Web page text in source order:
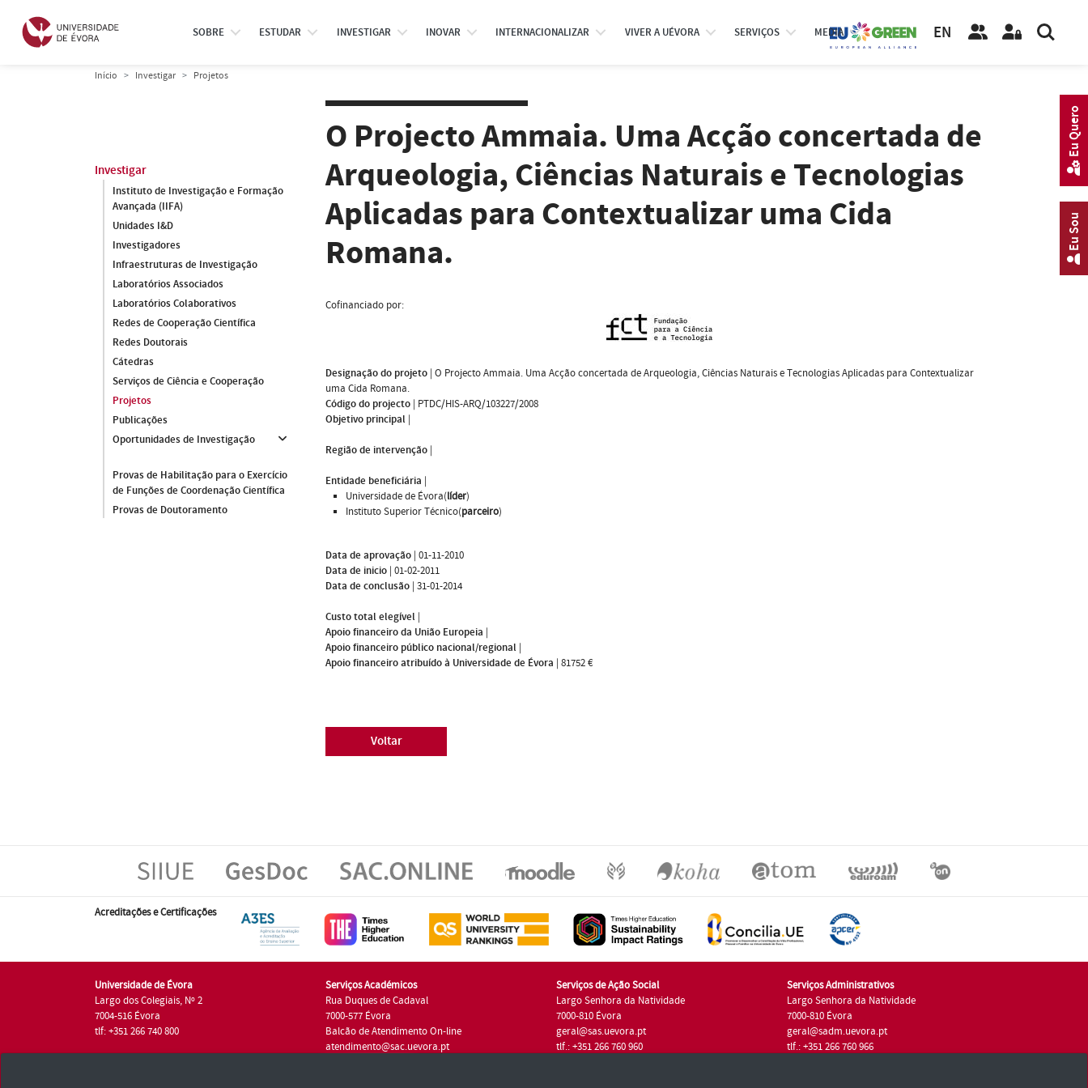
SOBRE ESTUDAR INVESTIGAR INOVAR INTERNACIONALIZAR VIVER A UÉVORA SERVIÇOS MEDIA EN
Início Investigar Projetos
Investigar
Instituto de Investigação e Formação
Avançada (IIFA)
Unidades I&D
Investigadores
Infraestruturas de Investigação
Laboratórios Associados
Laboratórios Colaborativos
Redes de Cooperação Científica
Redes Doutorais
Cátedras
Serviços de Ciência e Cooperação
Projetos
Publicações
Oportunidades de Investigação
Provas de Habilitação para o Exercício
de Funções de Coordenação Científica
Provas de Doutoramento
O Projecto Ammaia. Uma Acção concertada de
Arqueologia, Ciências Naturais e Tecnologias
Aplicadas para Contextualizar uma Cida
Romana.
Cofinanciado por:
Designação do projeto | O Projecto Ammaia. Uma Acção concertada de Arqueologia, Ciências Naturais e Tecnologias Aplicadas para Contextualizar
uma Cida Romana.
Código do projecto | PTDC/HIS-ARQ/103227/2008
Objetivo principal |
Região de intervenção |
Entidade beneficiária |
Universidade de Évora(líder)
Instituto Superior Técnico(parceiro)
Data de aprovação | 01-11-2010
Data de inicio | 01-02-2011
Data de conclusão | 31-01-2014
Custo total elegível |
Apoio financeiro da União Europeia |
Apoio financeiro público nacional/regional |
Apoio financeiro atribuído à Universidade de Évora | 81752 €
Voltar
Acreditações e Certificações
Universidade de Évora
Largo dos Colegiais, Nº 2
7004-516 Évora
tlf: +351 266 740 800
Serviços Académicos
Rua Duques de Cadaval
7000-577 Évora
Balcão de Atendimento On-line
atendimento@sac.uevora.pt
Serviços de Ação Social
Largo Senhora da Natividade
7000-810 Évora
geral@sas.uevora.pt
tlf.: +351 266 760 960
Serviços Administrativos
Largo Senhora da Natividade
7000-810 Évora
geral@sadm.uevora.pt
tlf.: +351 266 760 966
Eu Sou
Eu Quero